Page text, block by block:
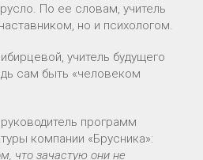
По ее словам, учитель
но и психологом.
учитель будущего
сам быть «человеком
руководитель программ
компании «Брусника»:
что зачастую они не